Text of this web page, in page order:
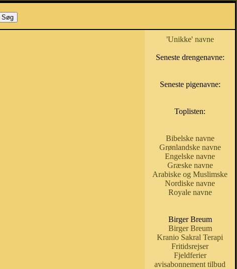
'Unikke' navne
Seneste drengenavne:
Seneste pigenavne:
Toplisten:
Bibelske navne
Grønlandske navne
Engelske navne
Græske navne
Arabiske og Muslimske
Nordiske navne
Royale navne
Birger Breum
Birger Breum
Kranio Sakral Terapi
Fritidsrejser
Fjeldferier
avisabonnement tilbud